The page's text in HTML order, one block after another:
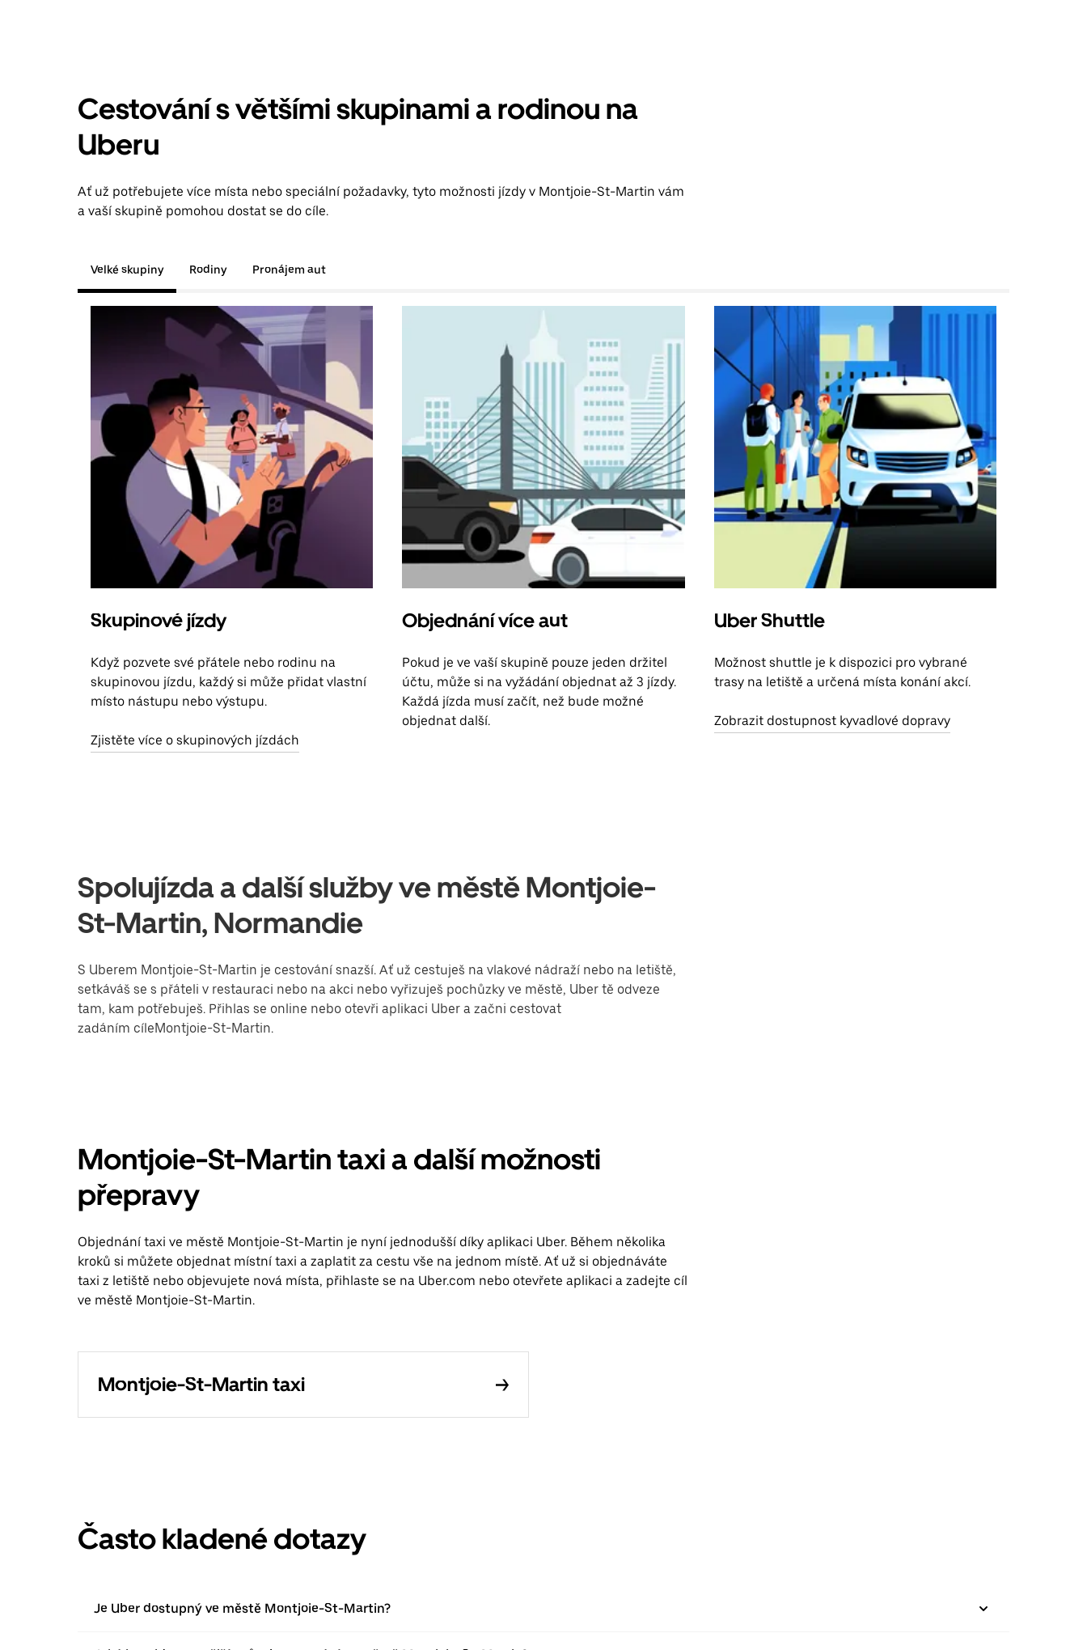
Cestování s většími skupinami a rodinou na
Uberu
Ať už potřebujete více místa nebo speciální požadavky, tyto možnosti jízdy v Montjoie-St-Martin vám
a vaší skupině pomohou dostat se do cíle.
Velké skupiny Rodiny Pronájem aut
Skupinové jízdy
Když pozvete své přátele nebo rodinu na
skupinovou jízdu, každý si může přidat vlastní
místo nástupu nebo výstupu.
Zjistěte více o skupinových jízdách
Objednání více aut
Pokud je ve vaší skupině pouze jeden držitel
účtu, může si na vyžádání objednat až 3 jízdy.
Každá jízda musí začít, než bude možné
objednat další.
Uber Shuttle
Možnost shuttle je k dispozici pro vybrané
trasy na letiště a určená místa konání akcí.
Zobrazit dostupnost kyvadlové dopravy
Spolujízda a další služby ve městě Montjoie-
St-Martin, Normandie
S Uberem Montjoie-St-Martin je cestování snazší. Ať už cestuješ na vlakové nádraží nebo na letiště,
setkáváš se s přáteli v restauraci nebo na akci nebo vyřizuješ pochůzky ve městě, Uber tě odveze
tam, kam potřebuješ. Přihlas se online nebo otevři aplikaci Uber a začni cestovat
zadáním cíleMontjoie-St-Martin.
Montjoie-St-Martin taxi a další možnosti
přepravy
Objednání taxi ve městě Montjoie-St-Martin je nyní jednodušší díky aplikaci Uber. Během několika
kroků si můžete objednat místní taxi a zaplatit za cestu vše na jednom místě. Ať už si objednáváte
taxi z letiště nebo objevujete nová místa, přihlaste se na Uber.com nebo otevřete aplikaci a zadejte cíl
ve městě Montjoie-St-Martin.
Montjoie-St-Martin taxi
Často kladené dotazy
Je Uber dostupný ve městě Montjoie-St-Martin?